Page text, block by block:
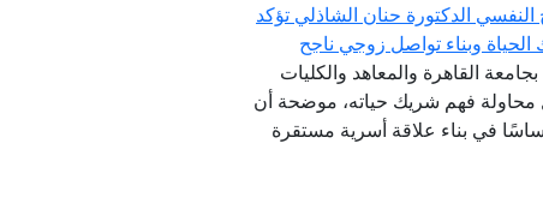
الدكتورة حنان الشاذلي تؤكد
وبناء تواصل زوجي ناجح
القاهرة والمعاهد والكليات
محاولة فهم شريك حياته، موضحة أن
في بناء علاقة أسرية مستقرة